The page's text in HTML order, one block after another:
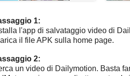
1:
l'app di salvataggio video di
il file APK sulla home page.
2:
un video di Dailymotion. Basta